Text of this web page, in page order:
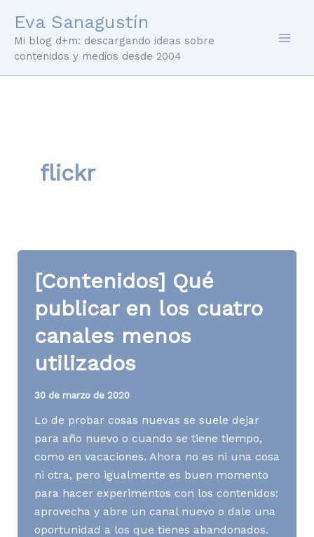
contenido
Eva Sanagustín
Mi blog d+m: descargando ideas sobre
contenidos y medios desde 2004
flickr
[Contenidos] Qué
publicar en los cuatro
canales menos
utilizados
30 de marzo de 2020
Lo de probar cosas nuevas se suele dejar
para año nuevo o cuando se tiene tiempo,
como en vacaciones. Ahora no es ni una cosa
ni otra, pero igualmente es buen momento
para hacer experimentos con los contenidos:
aprovecha y abre un canal nuevo o dale una
oportunidad a los que tienes abandonados.